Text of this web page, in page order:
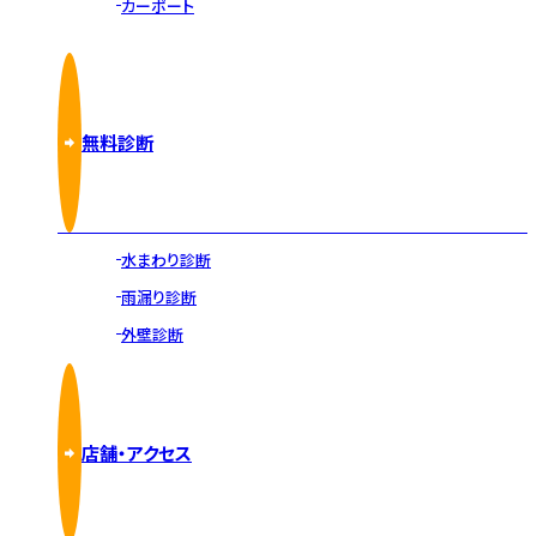
カーポート
無料診断
水まわり診断
雨漏り診断
外壁診断
店舗・アクセス